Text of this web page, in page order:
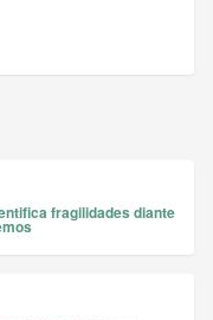
fragilidades diante